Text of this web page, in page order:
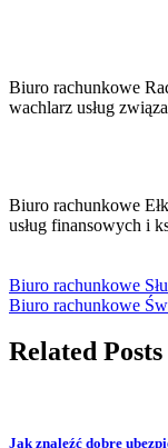
Biuro rachunkowe
wachlarz usług
Biuro rachunkowe
usług finansowych i
Biuro rachunkowe
Biuro rachunkowe
Related Posts
Jak znaleźć dobre